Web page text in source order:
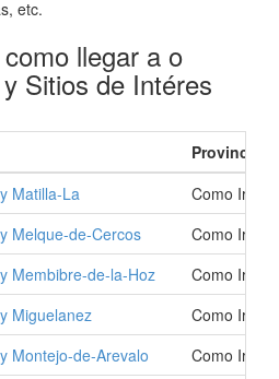
etc.
llegar a o
Sitios de Intéres
Provincia
Matilla-La
Como Ir a
Melque-de-Cercos
Como Ir a
Membibre-de-la-Hoz
Como Ir a
Miguelanez
Como Ir a
Montejo-de-Arevalo
Como Ir a